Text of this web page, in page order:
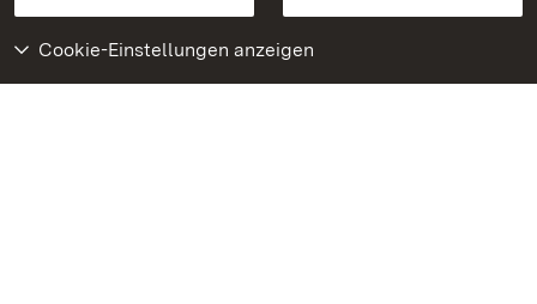
Cookie-Einstellungen anzeigen
Weiteres